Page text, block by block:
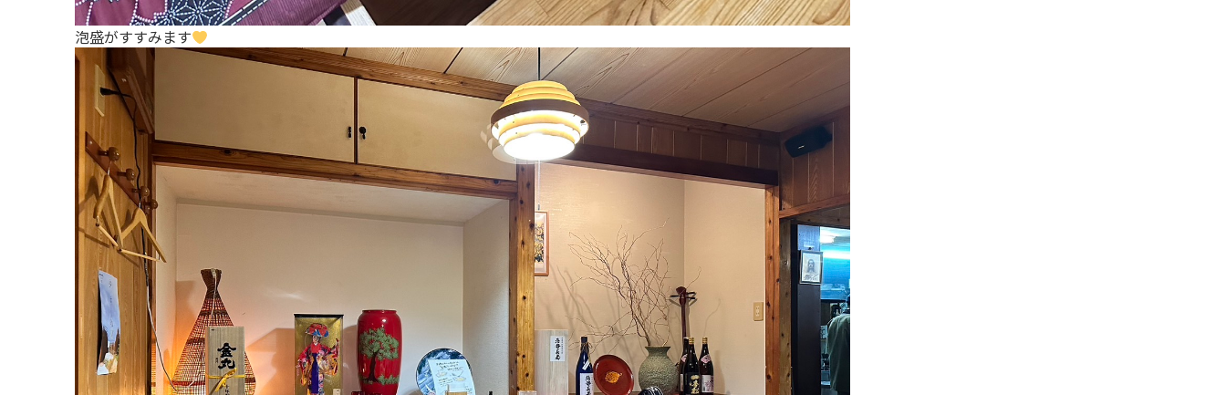
泡盛がすすみます